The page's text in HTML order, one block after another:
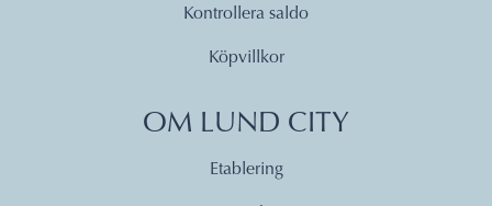
Kontrollera saldo
Köpvillkor
OM LUND CITY
Etablering